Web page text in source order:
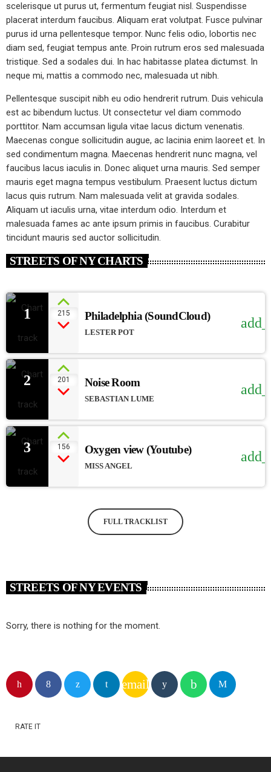
scelerisque ut purus ut, fermentum feugiat nisl. Suspendisse
placerat interdum faucibus. Aliquam erat volutpat. Fusce pulvinar
purus id urna pellentesque tempor. Nunc felis odio, lobortis nec
diam sed, feugiat tempus ante. Proin rutrum eros sed malesuada
tristique. Sed a sodales dui. In hac habitasse platea dictumst. In
neque mi, mattis a commodo nec, malesuada ut nibh.
Pellentesque suscipit nibh eu odio hendrerit rutrum. Duis vehicula
est ac bibendum luctus. Ut consectetur vel diam commodo
porttitor. Nam accumsan ligula vitae lacus dictum venenatis.
Maecenas congue sollicitudin augue, ac lacinia enim laoreet et. In
sed condimentum magna. Maecenas hendrerit nunc magna, vel
faucibus lacus iaculis in. Donec aliquet urna mauris. Sed semper
mauris eget magna tempus vestibulum. Praesent luctus dictum
lacus quis rutrum. Nam malesuada velit at gravida sodales.
Aliquam ut iaculis urna, vitae interdum odio. Interdum et
malesuada fames ac ante ipsum primis in faucibus. Curabitur
tincidunt mauris sed auctor sollicitudin.
STREETS OF NY CHARTS
1 215 Philadelphia (SoundCloud)
LESTER POT
2 201 Noise Room
SEBASTIAN LUME
3 156 Oxygen view (Youtube)
MISS ANGEL
FULL TRACKLIST
STREETS OF NY EVENTS
Sorry, there is nothing for the moment.
email
RATE IT